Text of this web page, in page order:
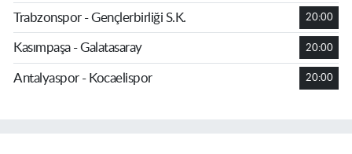
Trabzonspor - Gençlerbirliği S.K. 20:00
Kasımpaşa - Galatasaray 20:00
Antalyaspor - Kocaelispor 20:00